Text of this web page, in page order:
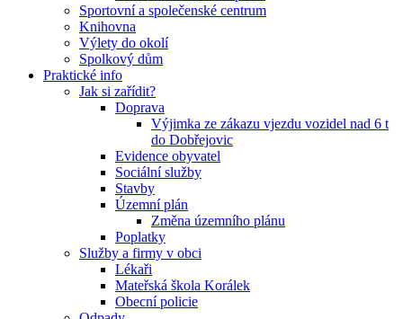
Sportovní a společenské centrum
Knihovna
Výlety do okolí
Spolkový dům
Praktické info
Jak si zařídit?
Doprava
Výjimka ze zákazu vjezdu vozidel nad 6 t
do Dobřejovic
Evidence obyvatel
Sociální služby
Stavby
Územní plán
Změna územního plánu
Poplatky
Služby a firmy v obci
Lékaři
Mateřská škola Korálek
Obecní policie